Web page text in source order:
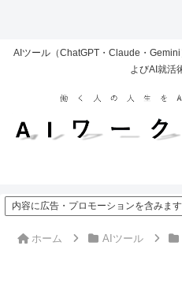
AIツール（ChatGPT・Claude・
よびAI就活
内容に広告・プロモーションを含みます
ホーム AIツール